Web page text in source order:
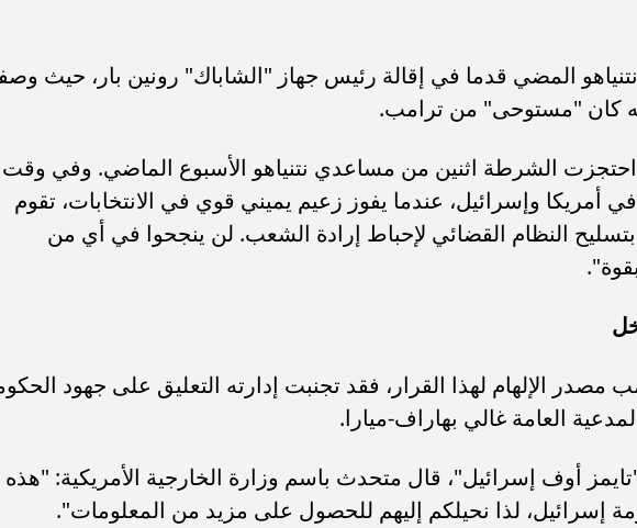
المضي قدما في إقالة رئيس جهاز "الشاباك" رونين بار، حيث
كان "مستوحى" من ترامب.
الشرطة اثنين من مساعدي نتنياهو الأسبوع الماضي. وفي وقت
"في أمريكا وإسرائيل، عندما يفوز زعيم يميني قوي في الانتخابات، تقوم
بتسليح النظام القضائي لإحباط إرادة الشعب. لن ينجحوا في أي من
الإلهام لهذا القرار، فقد تجنبت إدارته التعليق على جهود
المدعية العامة غالي بهاراف-ميارا.
أوف إسرائيل"، قال متحدث باسم وزارة الخارجية الأمريكية: "هذه
إسرائيل، لذا نحيلكم إليهم للحصول على مزيد من المعلومات".